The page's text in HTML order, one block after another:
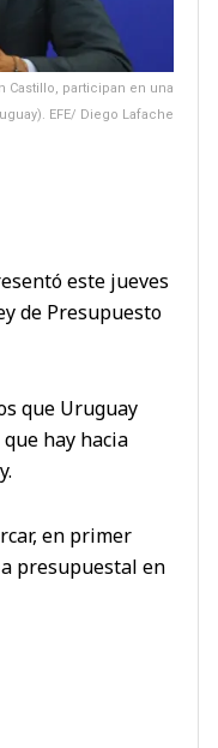
Castillo, participan en una
EFE/ Diego Lafache
este jueves
de Presupuesto
que Uruguay
hay hacia
en primer
presupuestal en